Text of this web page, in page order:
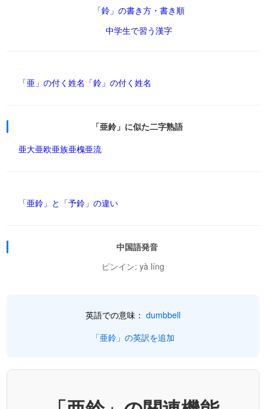
「鈴」の書き方・書き順
中学生で習う漢字
「亜」の付く姓名 「鈴」の付く姓名
「亜鈴」に似た二字熟語
亜大亜欧亜族亜槐亜流
「亜鈴」と「予鈴」の違い
中国語発音
ピンイン: yà líng
英語での意味： dumbbell
「亜鈴」の英訳を追加